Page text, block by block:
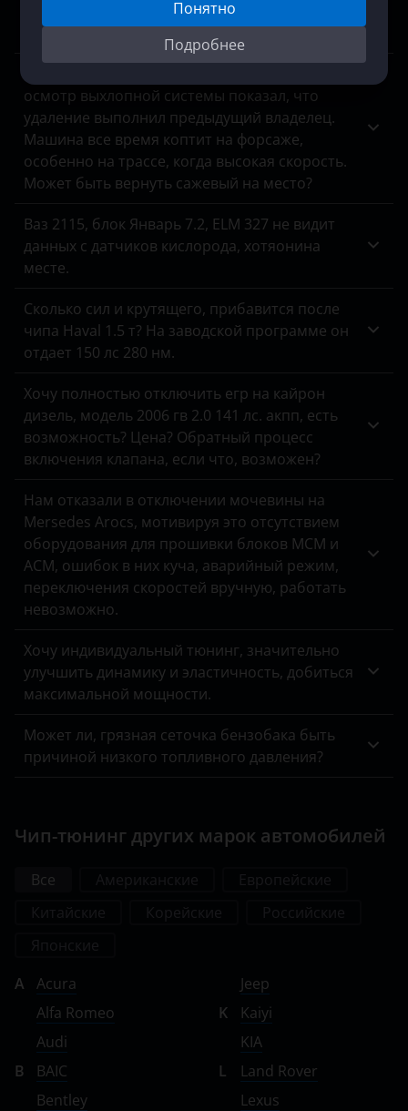
Понятно
Подробнее
УАЗ
специалист сказал, что мотор в порядке,
виновата программа, можно исправить?
осмотр выхлопной системы показал, что
удаление выполнил предыдущий владелец.
Машина все время коптит на форсаже,
особенно на трассе, когда высокая скорость.
Может быть вернуть сажевый на место?
Ваз 2115, блок Январь 7.2, ELM 327 не видит
данных с датчиков кислорода, хотяонина
месте.
Сколько сил и крутящего, прибавится после
чипа Haval 1.5 т? На заводской программе он
отдает 150 лс 280 нм.
Хочу полностью отключить егр на кайрон
дизель, модель 2006 гв 2.0 141 лс. акпп, есть
возможность? Цена? Обратный процесс
включения клапана, если что, возможен?
Нам отказали в отключении мочевины на
Mersedes Arocs, мотивируя это отсутствием
оборудования для прошивки блоков MCM и
ACM, ошибок в них куча, аварийный режим,
переключения скоростей вручную, работать
невозможно.
Хочу индивидуальный тюнинг, значительно
улучшить динамику и эластичность, добиться
максимальной мощности.
Может ли, грязная сеточка бензобака быть
причиной низкого топливного давления?
Чип-тюнинг других марок автомобилей
Все
A
Acura
Alfa Romeo
Audi
B
BAIC
Bentley
Jeep
K
Kaiyi
KIA
L
Land Rover
Lexus